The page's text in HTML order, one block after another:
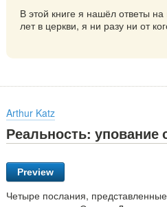
В этой книге я нашёл ответы
лет в церкви, я ни разу ни от
Arthur Katz
Реальность: упование
Preview
Четыре послания,